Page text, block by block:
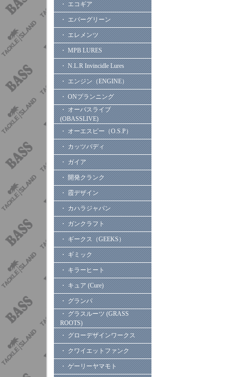
・ エコギア
・ エバーグリーン
・ エレメンツ
・ MPB LURES
・ N.L.R Invincidle Lures
・ エンジン（ENGINE）
・ ONプランニング
・ オーバスライブ
(OBASSLIVE)
・ オーエスピー（O.S.P）
・ カッツバディ
・ ガイア
・ 開発クランク
・ 霞デザイン
・ カハラジャパン
・ ガンクラフト
・ ギークス（GEEKS）
・ ギミック
・ キラーヒート
・ キュア (Cure)
・ グランパ
・ グラスルーツ (GRASS
ROOTS)
・ グローデザインワークス
・ クワイエットファンク
・ ゲーリーヤマモト